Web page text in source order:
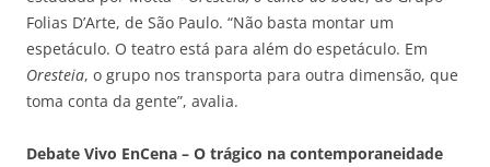
Folias D’Arte, de São Paulo. “Não basta montar um
espetáculo. O teatro está para além do espetáculo. Em
Oresteia, o grupo nos transporta para outra dimensão, que
toma conta da gente”, avalia.
Debate Vivo EnCena – O trágico na contemporaneidade